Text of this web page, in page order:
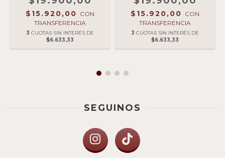
$15.920,00 CON
TRANSFERENCIA
3 CUOTAS SIN INTERÉS DE
$6.633,33
$15.920,00 CON
TRANSFERENCIA
3 CUOTAS SIN INTERÉS DE
$6.633,33
SEGUINOS